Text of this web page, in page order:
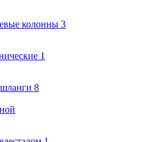
колонны 3
1
8